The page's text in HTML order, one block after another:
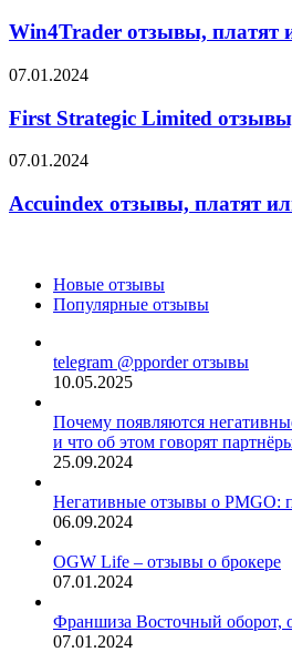
платят
нет?
Win4Trader отзывы, платят
First
Limited
отзывы,
платят
нет?
07.01.2024
First Strategic Limited
Accuindex
платят
или
07.01.2024
Accuindex отзывы, платят
Новые отзывы
Популярные отзывы
telegram @pporder отзывы
10.05.2025
Почему появляются
и что об этом говорят
25.09.2024
Негативные отзывы о PMGO:
06.09.2024
OGW Life – отзывы о брокере
07.01.2024
Франшиза Восточный оборот,
07.01.2024